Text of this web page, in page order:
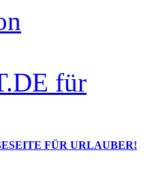
FÜR URLAUBER!